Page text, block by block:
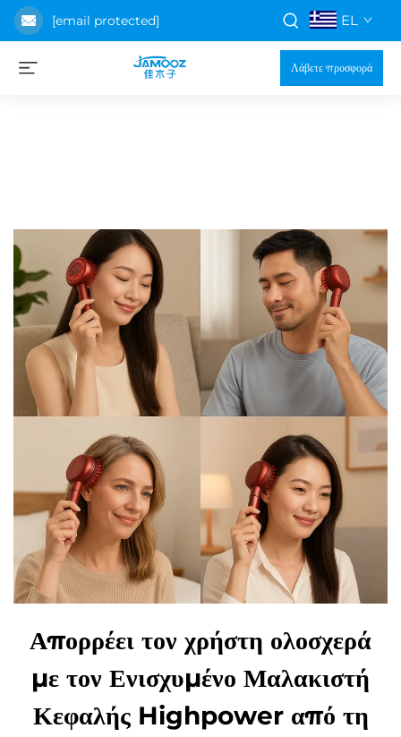
[email protected] EL
Λάβετε προσφορά
Απορρέει τον χρήστη ολοσχερά
με τον Ενισχυμένο Μαλακιστή
Κεφαλής Highpower από τη